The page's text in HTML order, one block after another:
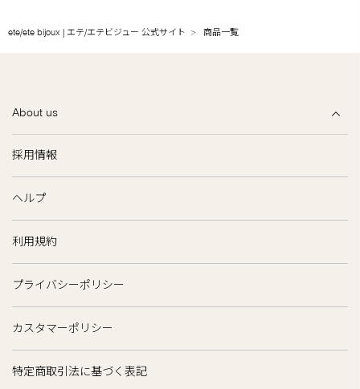
ete/ete bijoux | エテ/エテビジュー 公式サイト 商品一覧
About us
採用情報
ヘルプ
利用規約
プライバシーポリシー
カスタマーポリシー
特定商取引法に基づく表記